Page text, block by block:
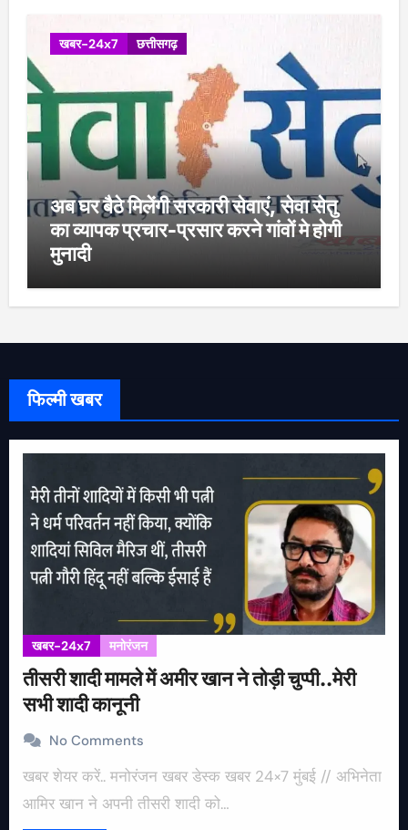
खबर-24x7 छत्तीसगढ़
अब घर बैठे मिलेंगी सरकारी सेवाएं, सेवा सेतु
का व्यापक प्रचार-प्रसार करने गांवों मे होगी
मुनादी
फिल्मी खबर
खबर-24x7 मनोरंजन
तीसरी शादी मामले में अमीर खान ने तोड़ी चुप्पी..मेरी
सभी शादी कानूनी
No Comments
खबर शेयर करें.. मनोरंजन खबर डेस्क खबर 24×7 मुंबई // अभिनेता
आमिर खान ने अपनी तीसरी शादी को…